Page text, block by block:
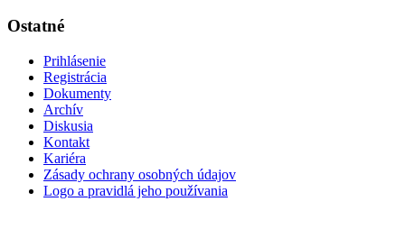
Ostatné
Prihlásenie
Registrácia
Dokumenty
Archív
Diskusia
Kontakt
Kariéra
Zásady ochrany osobných údajov
Logo a pravidlá jeho používania